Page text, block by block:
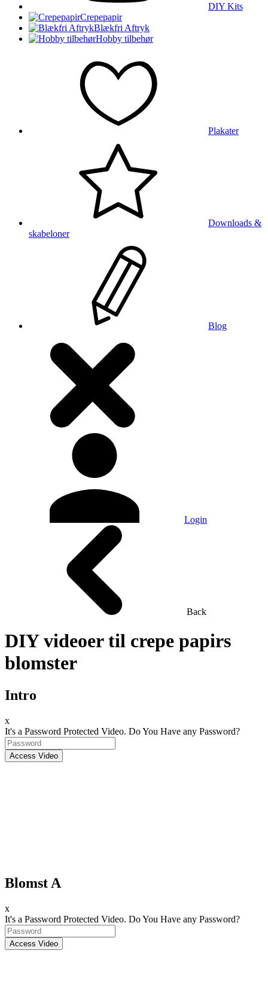
DIY Kits
Crepepapir
Blækfri Aftryk
Hobby tilbehør
Plakater
Downloads &
skabeloner
Blog
Login
Back
DIY videoer til crepe papirs
blomster
Intro
x
It's a Password Protected Video. Do You Have any Password?
Blomst A
x
It's a Password Protected Video. Do You Have any Password?